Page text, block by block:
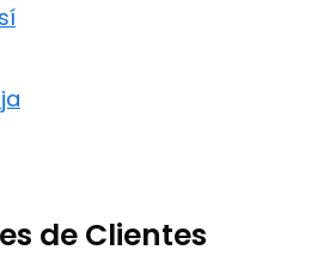
de Clientes